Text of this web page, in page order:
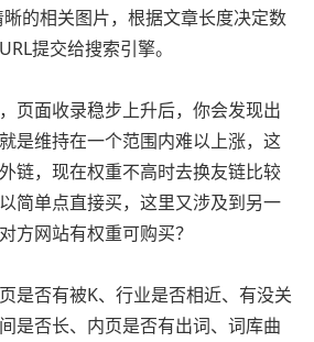
的相关图片，根据文章长度决定数
提交给搜索引擎。
页面收录稳步上升后，你会发现出
是维持在一个范围内难以上涨，这
链，现在权重不高时去换友链比较
简单点直接买，这里又涉及到另一
方网站有权重可购买？
是否有被K、行业是否相近、有没关
是否长、内页是否有出词、词库曲